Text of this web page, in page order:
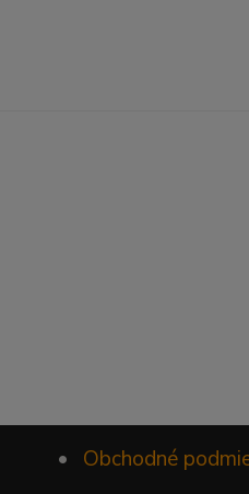
• Obchodné